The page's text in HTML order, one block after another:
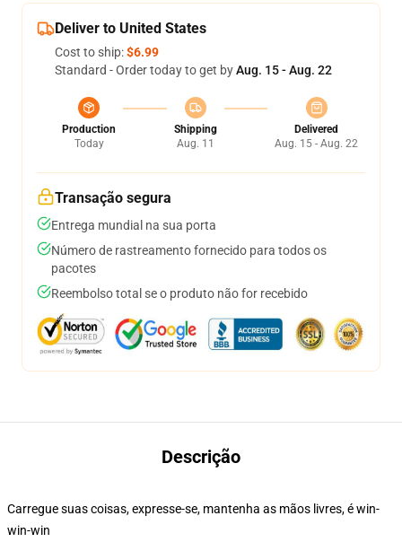
Deliver to United States
Cost to ship:$6.99
Standard - Order today to get byAug. 15 - Aug. 22
Production
Today
Shipping
Aug. 11
Delivered
Aug. 15 - Aug. 22
Transação segura
Entrega mundial na sua porta
Número de rastreamento fornecido para todos os
pacotes
Reembolso total se o produto não for recebido
Descrição
Carregue suas coisas, expresse-se, mantenha as mãos livres, é win-
win-win